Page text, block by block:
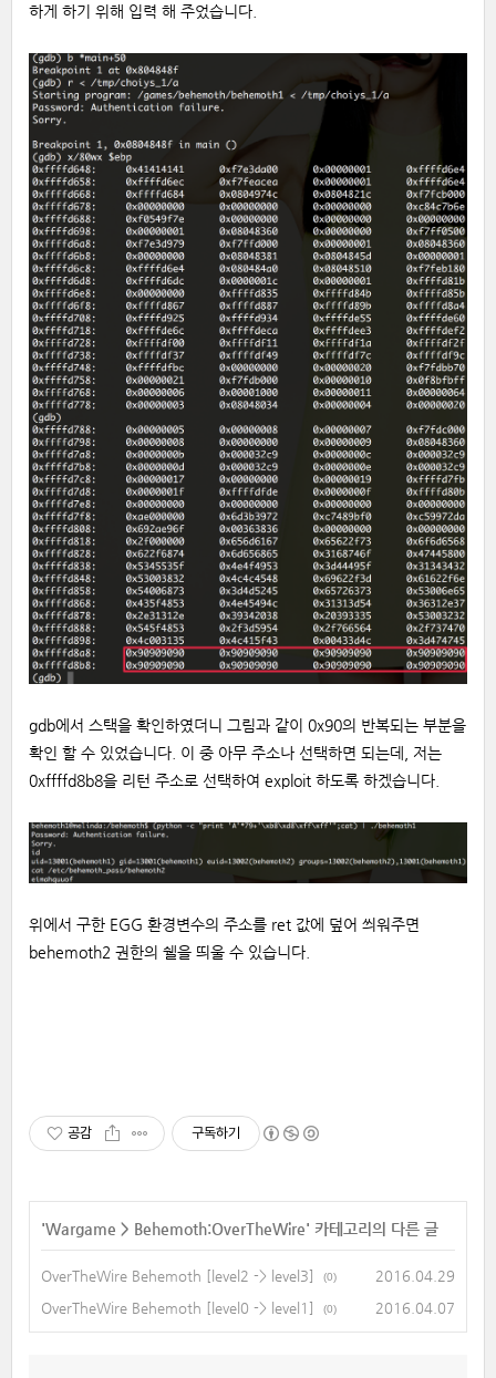
하게 하기 위해 입력 해 주었습니다.
gdb에서 스택을 확인하였더니 그림과 같이 0x90의 반복되는 부분을
확인 할 수 있었습니다. 이 중 아무 주소나 선택하면 되는데, 저는
0xffffd8b8을 리턴 주소로 선택하여 exploit 하도록 하겠습니다.
위에서 구한 EGG 환경변수의 주소를 ret 값에 덮어 씌워주면
behemoth2 권한의 쉘을 띄울 수 있습니다.
공감 구독하기
'Wargame > Behemoth:OverTheWire' 카테고리의 다른 글
OverTheWire Behemoth [level2 -> level3] (0)
2016.04.29
OverTheWire Behemoth [level0 -> level1]
(0) 2016.04.07